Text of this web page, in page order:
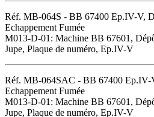
Réf. MB-064S - BB 67400 Ep.IV-V,
Echappement Fumée
M013-D-01: Machine BB 67601,
Jupe, Plaque de numéro, Ep.IV-V
Réf. MB-064SAC - BB 67400 Ep.IV-
Echappement Fumée
M013-D-01: Machine BB 67601,
Jupe, Plaque de numéro, Ep.IV-V